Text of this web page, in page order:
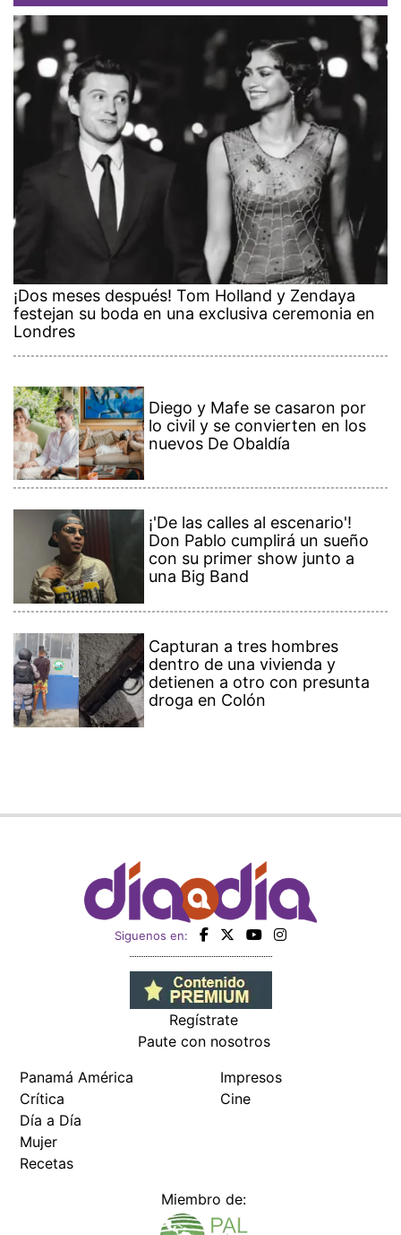
¡Dos meses después! Tom Holland y Zendaya
festejan su boda en una exclusiva ceremonia en
Londres
Diego y Mafe se casaron por
lo civil y se convierten en los
nuevos De Obaldía
¡'De las calles al escenario'!
Don Pablo cumplirá un sueño
con su primer show junto a
una Big Band
Capturan a tres hombres
dentro de una vivienda y
detienen a otro con presunta
droga en Colón
Siguenos en:
Regístrate
Paute con nosotros
Panamá América
Crítica
Día a Día
Mujer
Recetas
Impresos
Cine
Miembro de: